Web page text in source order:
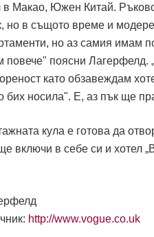
в Макао, Южен Китай.
но в същото време и
но аз самия имам
повече" поясни Лагерфелд.
като обзавеждам
бих носила". Е, аз пък ще
кула е готова да
включи в себе си и хотел
http://www.vogue.co.uk